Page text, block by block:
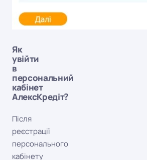
Як
увійти
в
персональний
кабінет
АлексКредіт?
Після
реєстрації
персонального
кабінету